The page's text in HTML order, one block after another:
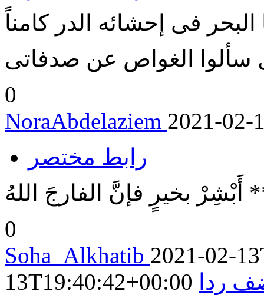
البحر فى إحشائه الدر كامناً
0
NoraAbdelaziem 2021-02-
رابط مختصر
بخيرٍ فإنَّ الفارجَ اللهُ
0
Soha_Alkhatib 2021-02-
13T19:40:42+00:00 ردا